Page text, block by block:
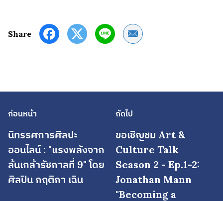
Share Share by Email
ก่อนหน้า
นิทรรศการศิลปะ
ออนไลน์ : "แรงพลังจาก
ล้นเกล้ารัชกาลที่ 9" โดย
ศิลปิน กฤติกา เฉิน
ถัดไป
ขอเชิญชม Art &
Culture Talk
Season 2 - Ep.1-2:
Jonathan Mann
"Becoming a